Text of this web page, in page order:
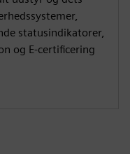
statusindikatorer,
og E-certificering